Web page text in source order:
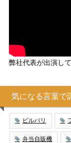
弊社代表が出演して
気になる言葉で
ビルバリ
弁当自販機